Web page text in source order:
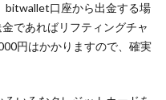
bitwallet口座から出金する場
であればリフティングチャ
円はかかりますので、確実